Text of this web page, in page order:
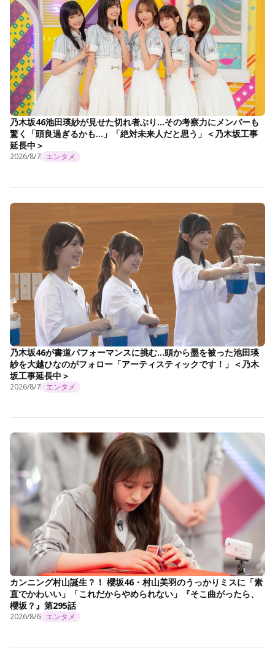
乃木坂46池田瑛紗が見せた切れ者ぶり…その考察力にメンバーも
驚く「頭良過ぎるかも…」「絶対未来人だと思う」＜乃木坂工事
延長中＞
2026/8/7 エンタメ
乃木坂46が書道パフォーマンスに挑む…頭から墨を被った池田瑛
紗を大越ひなのがフォロー「アーティスティックです！」＜乃木
坂工事延長中＞
2026/8/7 エンタメ
カンニング村山誕生？！ 櫻坂46・村山美羽のうっかりミスに「素
直でかわいい」「これだからやめられない」『そこ曲がったら、
櫻坂？』第295話
2026/8/6 エンタメ